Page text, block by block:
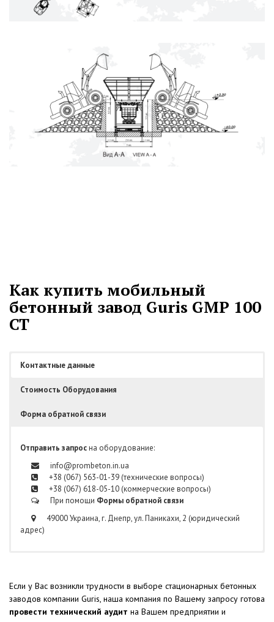
Как купить мобильный
бетонный завод Guris GMP 100
CT
Контактные данные
Стоимость Оборудования
Форма обратной связи
Отправить запросна оборудование:
info@prombeton.in.ua
+38 (067) 563-01-39 (технические вопросы)
+38 (067) 618-05-10 (коммерческие вопросы)
При помощи Формы обратной связи
49000 Украина, г. Днепр, ул. Паникахи, 2 (юридический
адрес)
Если у Вас возникли трудности в выборе стационарных бетонных
заводов компании Guris, наша компания по Вашему запросу готова
провести технический аудит на Вашем предприятии и